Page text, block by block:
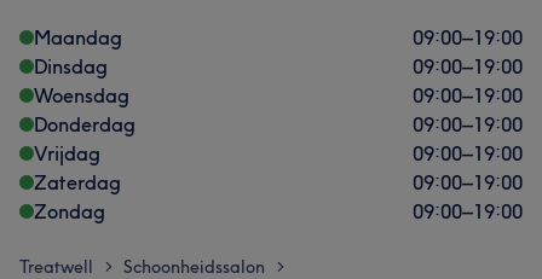
Maandag 09:00–19:00
Dinsdag
09:00–19:00
Woensdag
09:00–19:00
Donderdag
09:00–19:00
Vrijdag
09:00–19:00
Zaterdag
09:00–19:00
Zondag
09:00–19:00
Treatwell > Schoonheidssalon >